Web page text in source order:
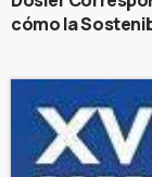
cómo la